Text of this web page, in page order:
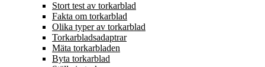
Stort test av torkarblad
Fakta om torkarblad
Olika typer av torkarblad
Torkarbladsadaptrar
Mäta torkarbladen
Byta torkarblad